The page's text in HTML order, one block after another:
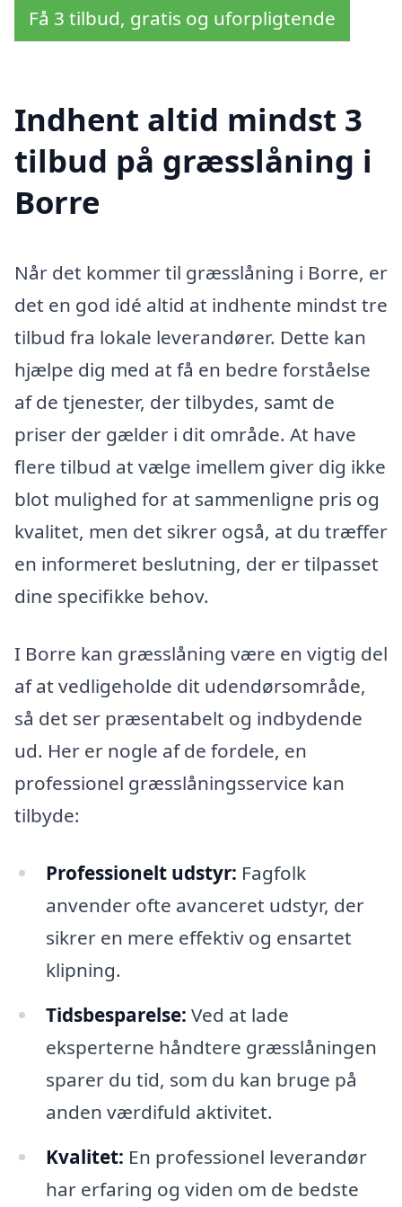
Få 3 tilbud, gratis og uforpligtende
Indhent altid mindst 3
tilbud på græsslåning i
Borre
Når det kommer til græsslåning i Borre, er
det en god idé altid at indhente mindst tre
tilbud fra lokale leverandører. Dette kan
hjælpe dig med at få en bedre forståelse
af de tjenester, der tilbydes, samt de
priser der gælder i dit område. At have
flere tilbud at vælge imellem giver dig ikke
blot mulighed for at sammenligne pris og
kvalitet, men det sikrer også, at du træffer
en informeret beslutning, der er tilpasset
dine specifikke behov.
I Borre kan græsslåning være en vigtig del
af at vedligeholde dit udendørsområde,
så det ser præsentabelt og indbydende
ud. Her er nogle af de fordele, en
professionel græsslåningsservice kan
tilbyde:
Professionelt udstyr: Fagfolk
anvender ofte avanceret udstyr, der
sikrer en mere effektiv og ensartet
klipning.
Tidsbesparelse: Ved at lade
eksperterne håndtere græsslåningen
sparer du tid, som du kan bruge på
anden værdifuld aktivitet.
Kvalitet: En professionel leverandør
har erfaring og viden om de bedste